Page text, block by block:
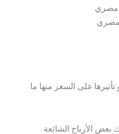
على السعر منها ما
الأرباح الشائعة